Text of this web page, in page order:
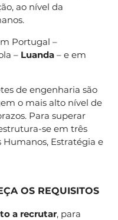
ao nível da
Portugal –
– Luanda – e em
de engenharia são
o mais alto nível de
Para superar
se em três
Estratégia e
OS REQUISITOS
a recrutar, para